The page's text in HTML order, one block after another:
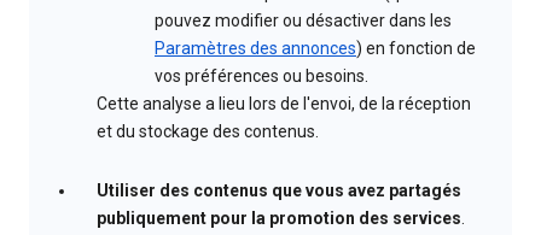
pouvez modifier ou désactiver dans les
Paramètres des annonces) en fonction de
vos préférences ou besoins.
Cette analyse a lieu lors de l'envoi, de la réception
et du stockage des contenus.
Utiliser des contenus que vous avez partagés
publiquement pour la promotion des services.